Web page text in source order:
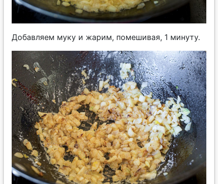
Добавляем муку и жарим, помешивая, 1 минуту.